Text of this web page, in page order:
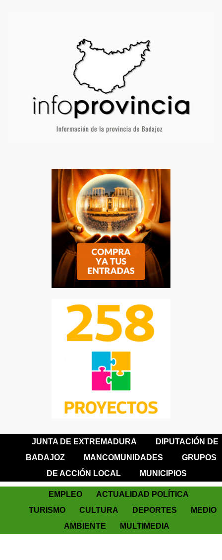
JUNTA DE EXTREMADURA
DIPUTACIÓN DE
BADAJOZ
MANCOMUNIDADES
GRUPOS
DE ACCIÓN LOCAL
MUNICIPIOS
EMPLEO
ACTUALIDAD POLÍTICA
TURISMO
CULTURA DEPORTES
MEDIO
AMBIENTE
MULTIMEDIA